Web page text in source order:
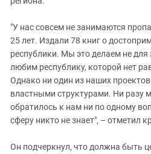
"У нас совсем не занимаются
25 лет. Издали 78 книг о
республики. Мы это делаем не для
любим республику, которой нет
Однако ни один из наших
властными структурами. Ни разу
обратилось к нам ни по одному
сферу никто не знает", – отметил
Он подчеркнул, что должна быть